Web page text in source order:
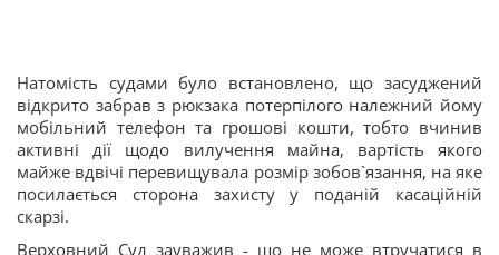
Натомість судами було встановлено, що засуджений
відкрито забрав з рюкзака потерпілого належний йому
мобільний телефон та грошові кошти, тобто вчинив
активні дії щодо вилучення майна, вартість якого
майже вдвічі перевищувала розмір зобов`язання, на яке
посилається сторона захисту у поданій касаційній
скарзі.
Верховний Суд зауважив - що не може втручатися в